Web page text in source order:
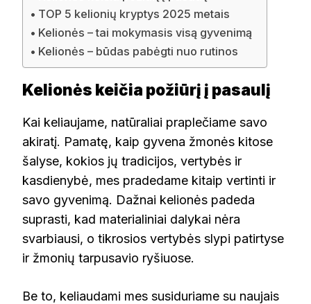
TOP 5 kelionių kryptys 2025 metais
Kelionės – tai mokymasis visą gyvenimą
Kelionės – būdas pabėgti nuo rutinos
Kelionės keičia požiūrį į pasaulį
Kai keliaujame, natūraliai praplečiame savo
akiratį. Pamatę, kaip gyvena žmonės kitose
šalyse, kokios jų tradicijos, vertybės ir
kasdienybė, mes pradedame kitaip vertinti ir
savo gyvenimą. Dažnai kelionės padeda
suprasti, kad materialiniai dalykai nėra
svarbiausi, o tikrosios vertybės slypi patirtyse
ir žmonių tarpusavio ryšiuose.
Be to, keliaudami mes susiduriame su naujais